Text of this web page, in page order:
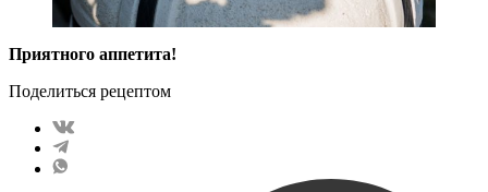
Приятного аппетита!
Поделиться рецептом